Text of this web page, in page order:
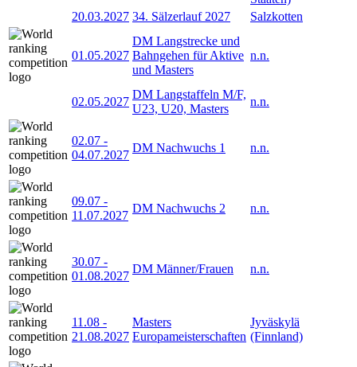
20.03.2027 34. Sälzerlauf 2027 Salzkotten
01.05.2027
DM Langstrecke und
Bahngehen für Aktive
und Masters
n.n.
02.05.2027
DM Langstaffeln M/F,
U23, U20, Masters
n.n.
02.07 -
04.07.2027
DM Nachwuchs 1 n.n.
09.07 -
11.07.2027
DM Nachwuchs 2 n.n.
30.07 -
01.08.2027
DM Männer/Frauen n.n.
11.08 -
21.08.2027
Masters
Europameisterschaften
Jyväskylä
(Finnland)